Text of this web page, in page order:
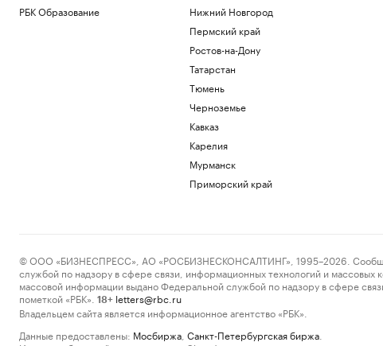
РБК Образование
Нижний Новгород
Пермский край
Ростов-на-Дону
Татарстан
Тюмень
Черноземье
Кавказ
Карелия
Мурманск
Приморский край
© ООО «БИЗНЕСПРЕСС», АО «РОСБИЗНЕСКОНСАЛТИНГ», 1995–2026.
службой по надзору в сфере связи, информационных технологий и
массовой информации выдано Федеральной службой по надзору в сфере
пометкой «РБК».
18+ letters@rbc.ru
Владельцем сайта является информационное агентство «РБК».
Данные предоставлены: Мосбиржа Санкт-Петербургская биржа